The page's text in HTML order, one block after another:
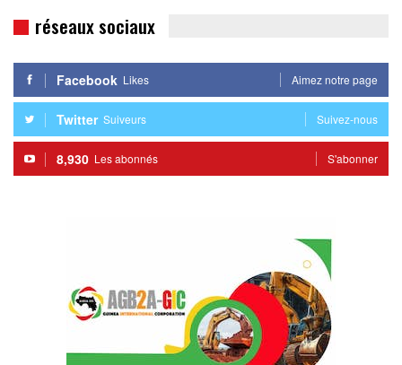
réseaux sociaux
Facebook Likes Aimez notre page
Twitter Suiveurs Suivez-nous
8,930 Les abonnés S'abonner